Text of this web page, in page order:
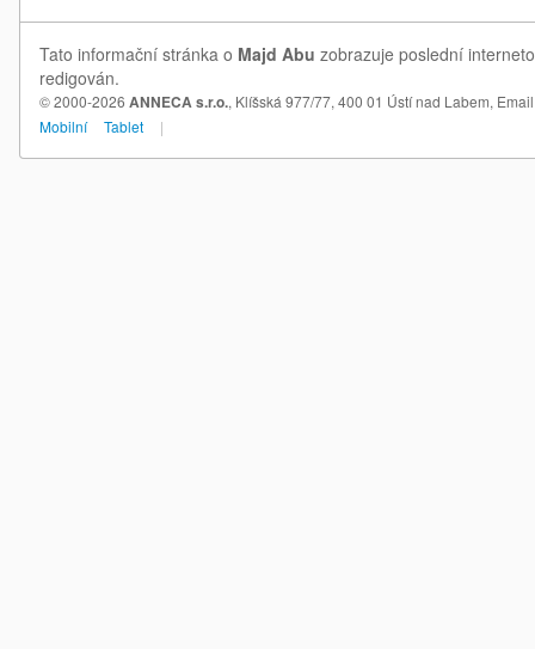
Tato informační stránka o Majd Abu zobrazuje poslední
redigován.
© 2000-2026 ANNECA s.r.o., Klíšská 977/77, 400 01 Ústí nad Labem,
Mobilní
Tablet |